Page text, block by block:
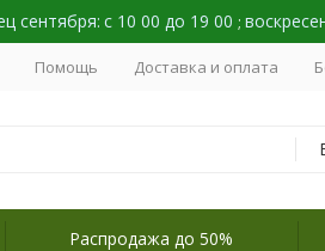
сентября: с 10 00 до 19 00 ;
Помощь Доставка и оплата
Распродажа до 50%